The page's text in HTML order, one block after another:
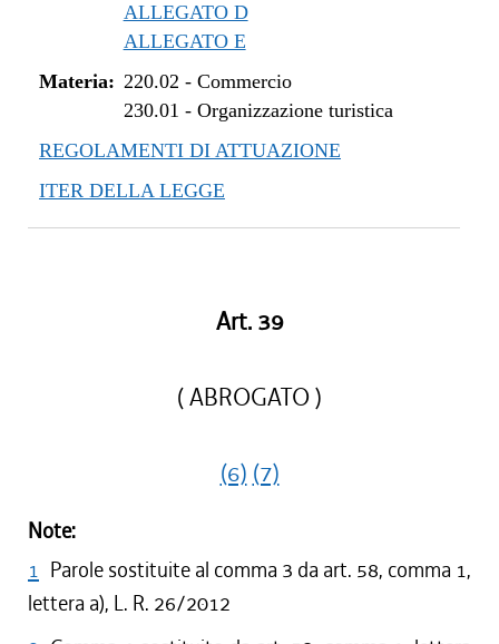
ALLEGATO D
ALLEGATO E
Materia: 220.02 - Commercio
230.01 - Organizzazione turistica
REGOLAMENTI DI ATTUAZIONE
ITER DELLA LEGGE
Art. 39
( ABROGATO )
(6) (7)
Note:
1 Parole sostituite al comma 3 da art. 58, comma 1,
lettera a), L. R. 26/2012